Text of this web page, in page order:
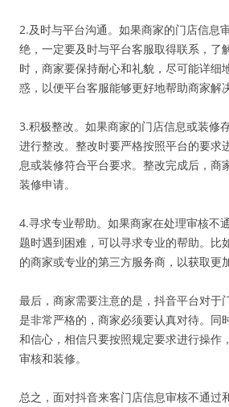
2.及时与平台沟通。如果商家的门店信息
绝，一定要及时与平台客服取得联系，了
时，商家要保持耐心和礼貌，尽可能详细
惑，以便平台客服能够更好地帮助商家解
3.积极整改。如果商家的门店信息或装修
进行整改。整改时要严格按照平台的要求
息或装修符合平台要求。整改完成后，商
装修申请。
4.寻求专业帮助。如果商家在处理审核不
题时遇到困难，可以寻求专业的帮助。比
的商家或专业的第三方服务商，以获取更
最后，商家需要注意的是，抖音平台对于
是非常严格的，商家必须要认真对待。同
和信心，相信只要按照规定要求进行操作
审核和装修。
总之，面对抖音来客门店信息审核不通过